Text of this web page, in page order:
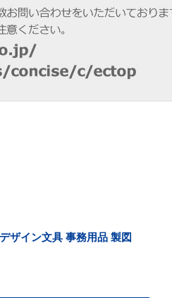
ザイン文具 事務用品 製図